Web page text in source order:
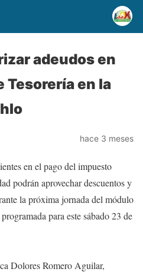
adeudos en
Tesorería en la
hace 3 meses
en el pago del impuesto
podrán aprovechar descuentos y
la próxima jornada del módulo
para este sábado 23 de
Dolores Romero Aguilar,